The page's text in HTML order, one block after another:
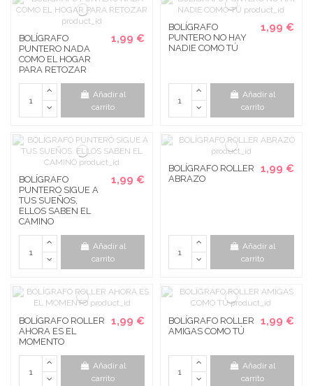
BOLÍGRAFO
PUNTERO NADA
COMO EL HOGAR
PARA RETOZAR
1,99 €
Añadir al
carrito
BOLÍGRAFO
PUNTERO NO HAY
NADIE COMO TÚ
1,99 €
Añadir al
carrito
BOLÍGRAFO
PUNTERO SIGUE A
TUS SUEÑOS,
ELLOS SABEN EL
CAMINO
1,99 €
Añadir al
carrito
BOLÍGRAFO ROLLER
ABRAZO
1,99 €
Añadir al
carrito
BOLÍGRAFO ROLLER
AHORA ES EL
MOMENTO
1,99 €
Añadir al
carrito
BOLÍGRAFO ROLLER
AMIGAS COMO TÚ
1,99 €
Añadir al
carrito